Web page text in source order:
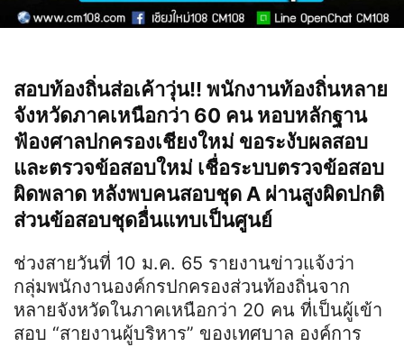
สอบท้องถิ่นส่อเค้าวุ่น!! พนักงานท้องถิ่นหลาย
จังหวัดภาคเหนือกว่า 60 คน หอบหลักฐาน
ฟ้องศาลปกครองเชียงใหม่ ขอระงับผลสอบ
และตรวจข้อสอบใหม่ เชื่อระบบตรวจข้อสอบ
ผิดพลาด หลังพบคนสอบชุด A ผ่านสูงผิดปกติ
ส่วนข้อสอบชุดอื่นแทบเป็นศูนย์
ช่วงสายวันที่ 10 ม.ค. 65 รายงานข่าวแจ้งว่า
กลุ่มพนักงานองค์กรปกครองส่วนท้องถิ่นจาก
หลายจังหวัดในภาคเหนือกว่า 20 คน ที่เป็นผู้เข้า
สอบ “สายงานผู้บริหาร” ของเทศบาล องค์การ